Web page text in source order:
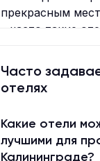
прекрасным
– часто такие
горами или
в таких отелях
гость, которому
спортом. Таким
отели – это
Часто
отелях
Какие отели
лучшими для
Калининграде?